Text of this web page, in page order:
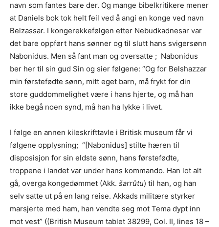
navn som fantes bare der. Og mange bibelkritikere mener
at Daniels bok tok helt feil ved å angi en konge ved navn
Belzassar. I kongerekkefølgen etter Nebudkadnesar var
det bare oppført hans sønner og til slutt hans svigersønn
Nabonidus. Men så fant man og oversatte ; Nabonidus
ber her til sin gud Sin og sier følgene: “Og for Belshazzar
min førstefødte sønn, mitt eget barn, må frykt for din
store guddommelighet være i hans hjerte, og må han
ikke begå noen synd, må han ha lykke i livet.
I følge en annen kileskrifttavle i Britisk museum får vi
følgene opplysning; “[Nabonidus] stilte hæren til
disposisjon for sin eldste sønn, hans førstefødte,
troppene i landet var under hans kommando. Han lot alt
gå, overga kongedømmet (Akk. šarrûtu) til han, og han
selv satte ut på en lang reise. Akkads militære styrker
marsjerte med ham, han vendte seg mot Tema dypt inn
mot vest” ((British Museum tablet 38299, Col. II, lines 18 –